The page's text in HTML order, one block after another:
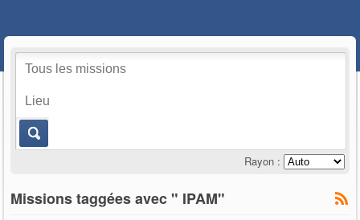
Rayon :
Missions taggées avec " IPAM"